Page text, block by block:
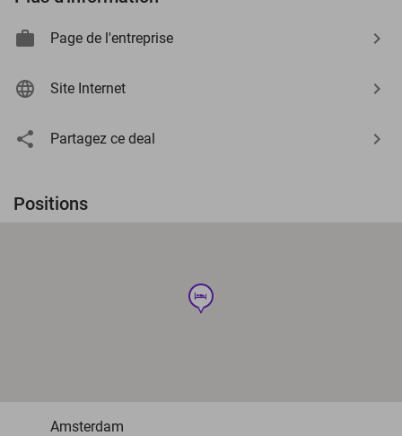
Page de l'entreprise
Site Internet
Partagez ce deal
Positions
hotel
Amsterdam